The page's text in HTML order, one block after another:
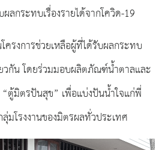
ลกระทบเรื่องรายได้จากโควิด-19
ครงการช่วยเหลือผู้ที่ได้รับผลกระทบ
วกัน โดยร่วมมอบผลิตภัณฑ์น้ำตาลและ
“ตู้มิตรปันสุข” เพื่อแบ่งปันน้ำใจแก่พี่
มโรงงานของมิตรผลทั่วประเทศ